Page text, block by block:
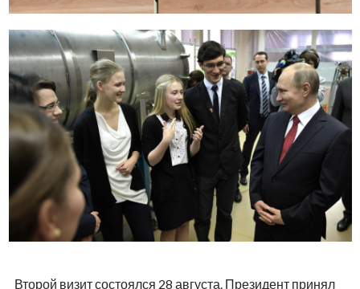
Второй визит состоялся 28 августа. Президент принял